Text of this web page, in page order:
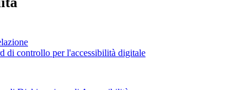
di controllo per l'accessibilità digitale